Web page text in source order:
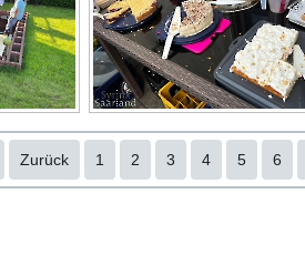
Zurück 1 2 3 4 5 6